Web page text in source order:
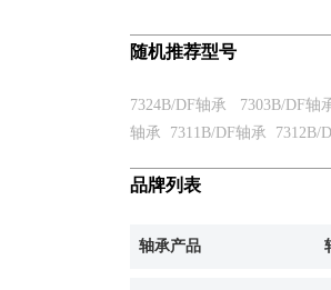
随机推荐型号
7324B/DF轴承 7303B/DF轴
轴承
7311B/DF轴承 7312B/
品牌列表
轴承产品